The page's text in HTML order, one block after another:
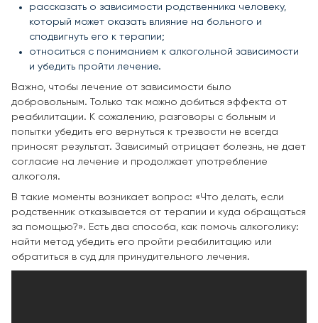
рассказать о зависимости родственника человеку,
который может оказать влияние на больного и
сподвигнуть его к терапии;
относиться с пониманием к алкогольной зависимости
и убедить пройти лечение.
Важно, чтобы лечение от зависимости было
добровольным. Только так можно добиться эффекта от
реабилитации. К сожалению, разговоры с больным и
попытки убедить его вернуться к трезвости не всегда
приносят результат. Зависимый отрицает болезнь, не дает
согласие на лечение и продолжает употребление
алкоголя.
В такие моменты возникает вопрос: «Что делать, если
родственник отказывается от терапии и куда обращаться
за помощью?». Есть два способа, как помочь алкоголику:
найти метод убедить его пройти реабилитацию или
обратиться в суд для принудительного лечения.